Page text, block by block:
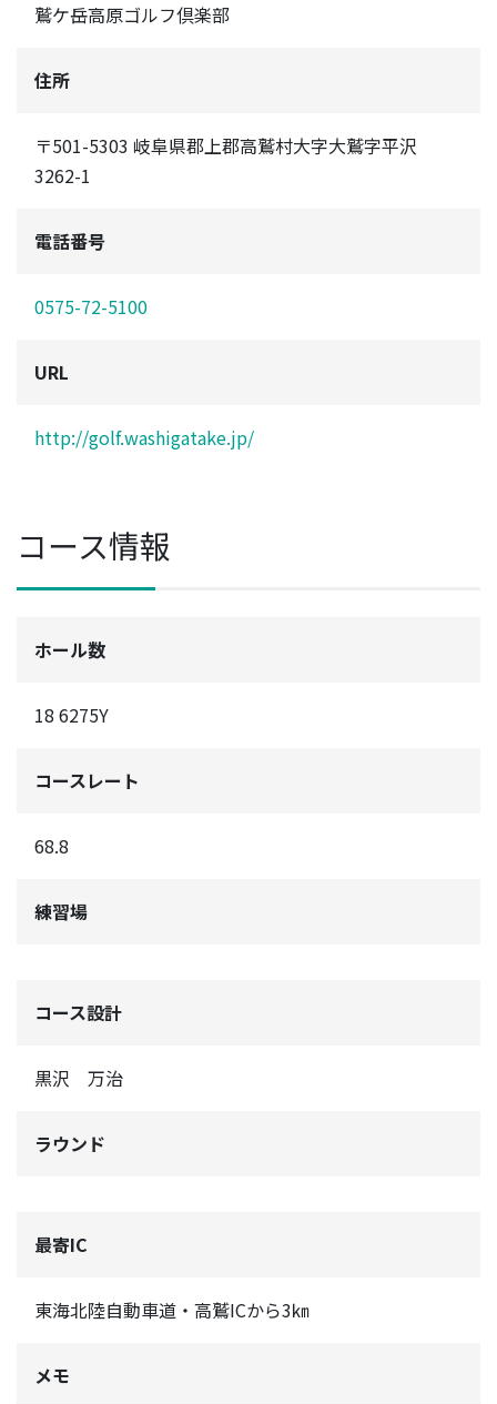
鷲ケ岳高原ゴルフ倶楽部
住所
〒501-5303 岐阜県郡上郡高鷲村大字大鷲字平沢
3262-1
電話番号
0575-72-5100
URL
http://golf.washigatake.jp/
コース情報
ホール数
18 6275Y
コースレート
68.8
練習場
コース設計
黒沢 万治
ラウンド
最寄IC
東海北陸自動車道・高鷲ICから3㎞
メモ